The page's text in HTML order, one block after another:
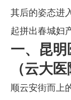
其后的姿态进
起拼出春城妇
一、昆
（云大
顺云安街而上